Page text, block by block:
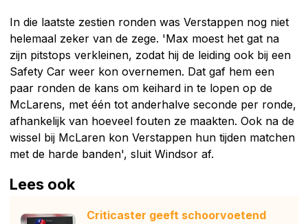
In die laatste zestien ronden was Verstappen nog niet
helemaal zeker van de zege. 'Max moest het gat na
zijn pitstops verkleinen, zodat hij de leiding ook bij een
Safety Car weer kon overnemen. Dat gaf hem een
paar ronden de kans om keihard in te lopen op de
McLarens, met één tot anderhalve seconde per ronde,
afhankelijk van hoeveel fouten ze maakten. Ook na de
wissel bij McLaren kon Verstappen hun tijden matchen
met de harde banden', sluit Windsor af.
Lees ook
Criticaster geeft schoorvoetend